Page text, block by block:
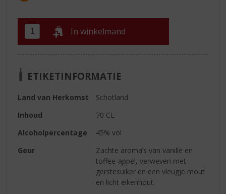
In winkelmand
ETIKETINFORMATIE
Land van Herkomst
Schotland
Inhoud
70 CL
Alcoholpercentage
45% vol
Geur
Zachte aroma’s van vanille en
toffee-appel, verweven met
gerstesuiker en een vleugje mout
en licht eikenhout.